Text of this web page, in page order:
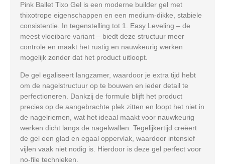
Pink Ballet Tixo Gel is een moderne builder gel met
thixotrope eigenschappen en een medium-dikke, stabiele
consistentie. In tegenstelling tot 1. Easy Leveling – de
meest vloeibare variant – biedt deze structuur meer
controle en maakt het rustig en nauwkeurig werken
mogelijk zonder dat het product uitloopt.
De gel egaliseert langzamer, waardoor je extra tijd hebt
om de nagelstructuur op te bouwen en ieder detail te
perfectioneren. Dankzij de formule blijft het product
precies op de aangebrachte plek zitten en loopt het niet in
de nagelriemen, wat het ideaal maakt voor nauwkeurig
werken dicht langs de nagelwallen. Tegelijkertijd creëert
de gel een glad en egaal oppervlak, waardoor intensief
vijlen vaak niet nodig is. Hierdoor is deze gel perfect voor
no-file technieken.